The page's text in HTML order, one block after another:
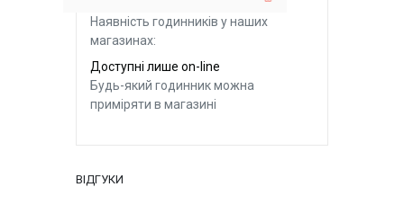
Наявність годинників у наших
магазинах:
Доступні лише on-line
Будь-який годинник можна
приміряти в магазині
ВІДГУКИ